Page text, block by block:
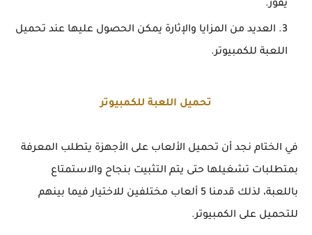
يفوز.
العديد من المزايا والإثارة يمكن الحصول عليها عند تحميل
اللعبة للكمبيوتر.
تحميل اللعبة للكمبيوتر
في الختام نجد أن تحميل الألعاب على الأجهزة يتطلب المعرفة
بمتطلبات تشغيلها حتى يتم التثبيت بنجاح والاستمتاع
باللعبة، لذلك قدمنا 5 ألعاب مختلفين للاختيار فيما بينهم
للتحميل على الكمبيوتر.